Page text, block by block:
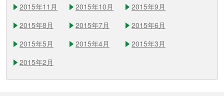
2015年11月
2015年10月
2015年9月
2015年8月
2015年7月
2015年6月
2015年5月
2015年4月
2015年3月
2015年2月